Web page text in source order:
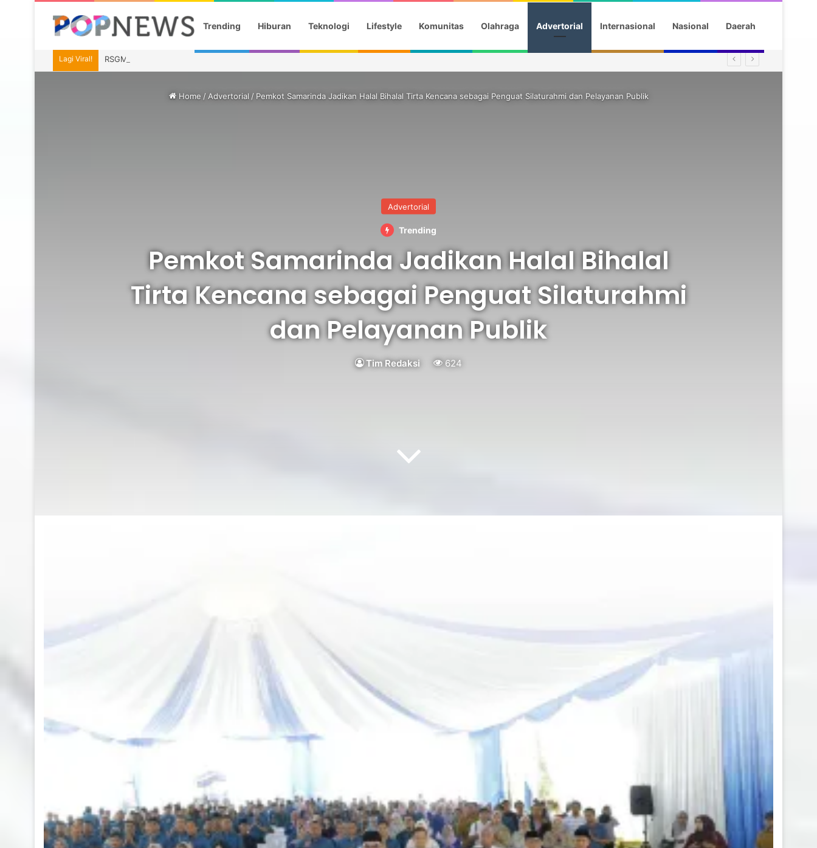
Trending Hiburan Teknologi Lifestyle Komunitas Olahraga Advertorial Internasional Nasional Daerah
Lagi Viral! RSGM Unmul Siap Jadi Pusat Layanan Gigi dan Mulut Kalimantan, Andi Harun Minta Pengelolaan Berkelanjutan
Home / Advertorial / Pemkot Samarinda Jadikan Halal Bihalal Tirta Kencana sebagai Penguat Silaturahmi dan Pelayanan Publik
Advertorial
Trending
Pemkot Samarinda Jadikan Halal Bihalal
Tirta Kencana sebagai Penguat Silaturahmi
dan Pelayanan Publik
Tim Redaksi 624